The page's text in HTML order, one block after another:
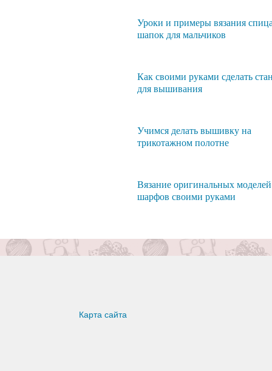
Уроки и примеры вязания
шапок для мальчиков
Как своими руками сделать
для вышивания
Учимся делать вышивку на
трикотажном полотне
Вязание оригинальных моделей
шарфов своими руками
Карта сайта